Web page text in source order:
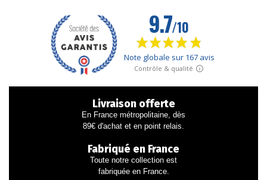
Livraison offerte
En France métropolitaine, dès
89€ d'achat et en point relais.
Fabriqué en France
Toute notre collection est
fabriquée en France.